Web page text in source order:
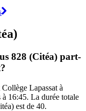
828 (Citéa) part-
Lapassat à
à 16:45. La durée totale
est de 40.